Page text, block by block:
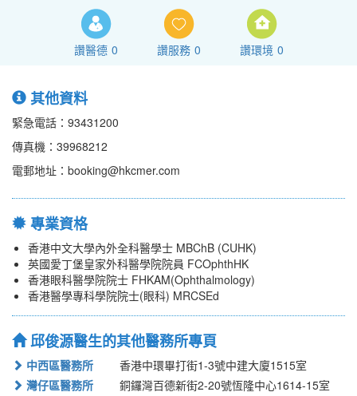
讚醫德 0 讚服務 0 讚環境 0
其他資料
緊急電話：93431200
傳真機：39968212
電郵地址：booking@hkcmer.com
專業資格
香港中文大學內外全科醫學士 MBChB (CUHK)
英國愛丁堡皇家外科醫學院院員 FCOphthHK
香港眼科醫學院院士 FHKAM(Ophthalmology)
香港醫學專科學院院士(眼科) MRCSEd
邱俊源醫生的其他醫務所專頁
中西區醫務所
香港中環畢打街1-3號中建大廈1515室
灣仔區醫務所
銅鑼灣百德新街2-20號恆隆中心1614-15室